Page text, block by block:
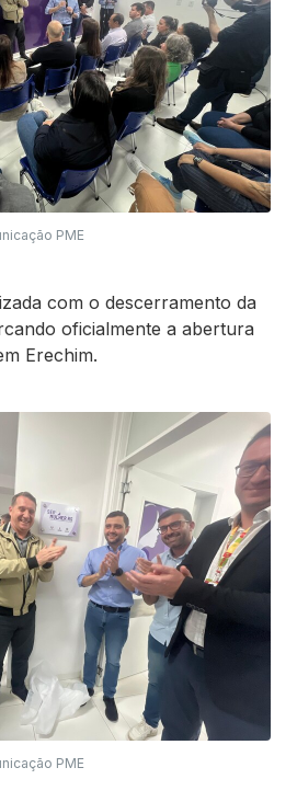
PME
com o descerramento da
oficialmente a abertura
Erechim.
PME